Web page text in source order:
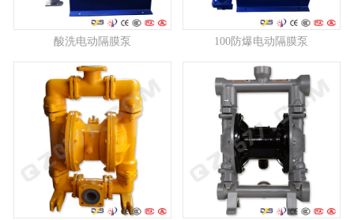
酸洗电动隔膜泵 100防爆电动隔膜泵